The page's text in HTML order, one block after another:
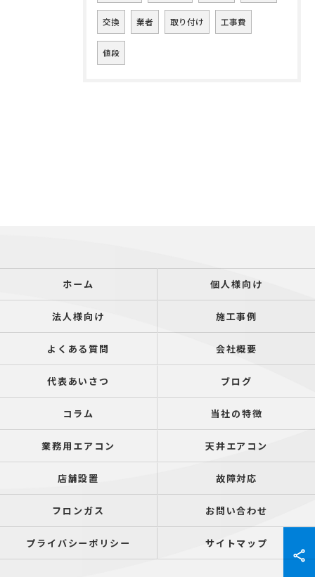
交換 業者 取り付け 工事費
値段
ホーム 個人様向け
法人様向け 施工事例
よくある質問 会社概要
代表あいさつ ブログ
コラム 当社の特徴
業務用エアコン 天井エアコン
店舗設置 故障対応
フロンガス お問い合わせ
プライバシーポリシー サイトマップ